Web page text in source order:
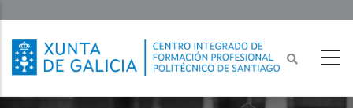
contido
principal